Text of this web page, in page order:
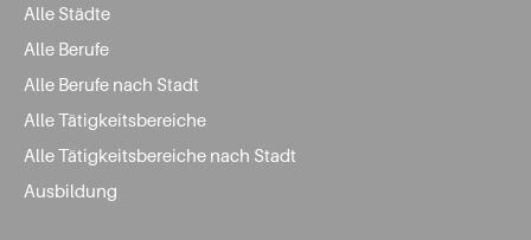
Alle Städte
Alle Berufe
Alle Berufe nach Stadt
Alle Tätigkeitsbereiche
Alle Tätigkeitsbereiche nach Stadt
Ausbildung